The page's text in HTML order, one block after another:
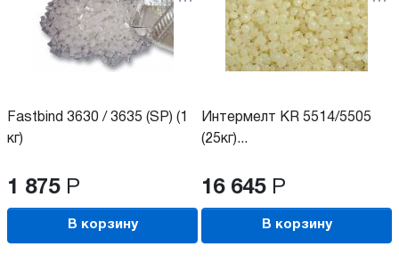
Fastbind 3630 / 3635 (SP) (1
кг)
1 875 Р
В корзину
Интермелт KR 5514/5505
(25кг)...
16 645 Р
В корзину